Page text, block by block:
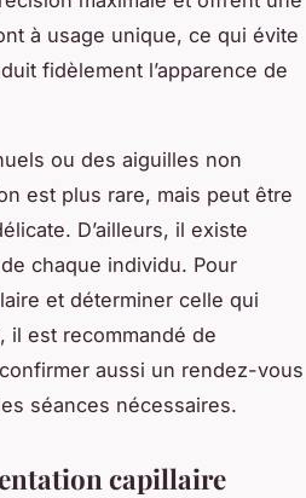
à usage unique, ce qui évite
fidèlement l’apparence de
ou des aiguilles non
est plus rare, mais peut être
D’ailleurs, il existe
chaque individu. Pour
et déterminer celle qui
il est recommandé de
aussi un rendez-vous
séances nécessaires.
capillaire